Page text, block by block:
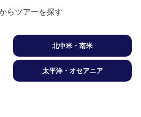
らツアーを探す
北中米・南米
太平洋・オセアニア